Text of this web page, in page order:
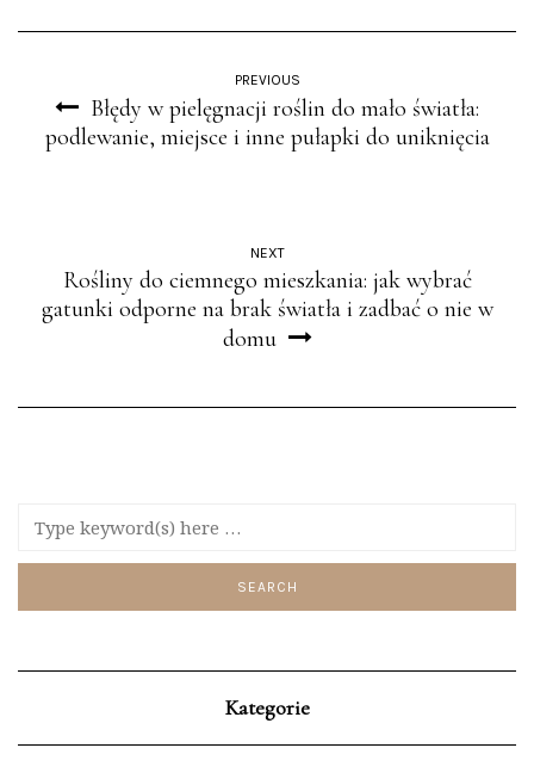
PREVIOUS
Błędy w pielęgnacji roślin do mało światła:
podlewanie, miejsce i inne pułapki do uniknięcia
NEXT
Rośliny do ciemnego mieszkania: jak wybrać
gatunki odporne na brak światła i zadbać o nie w
domu
Kategorie